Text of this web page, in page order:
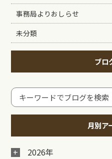
事務局よりおしらせ
未分類
ブロ
月別ア
2026年